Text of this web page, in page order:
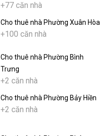
+77 căn nhà
Cho thuê nhà Phường Xuân Hòa
+100 căn nhà
Cho thuê nhà Phường Bình
Trưng
+2 căn nhà
Cho thuê nhà Phường Bảy Hiền
+2 căn nhà